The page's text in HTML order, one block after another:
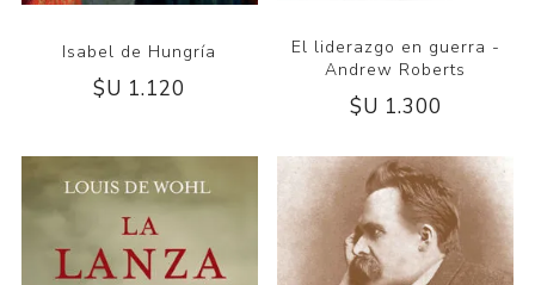
Isabel de Hungría
$U 1.120
El liderazgo en guerra -
Andrew Roberts
$U 1.300